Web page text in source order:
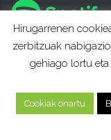
Hirugarrenen
zerbitzuak
gehiago lortu
Cookiak onartu